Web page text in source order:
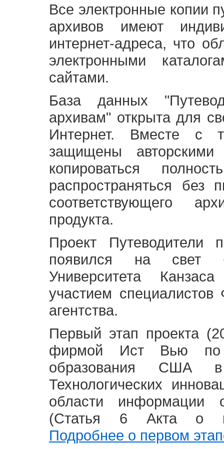
Все электронные копии
архивов имеют
интернет-адреса, что
электронными
сайтами.
База данных
архивам" открыта для
Интернет. Вместе с
защищены
копироваться
распространяться без
соответствующего
продукта.
Проект Путеводители
появился на свет
Университета
участием специалистов
агентства.
Первый этап проекта
фирмой Ист Вью по
образования США
Технологических
области информации
(Статья 6 Акта о
Подробнее о первом